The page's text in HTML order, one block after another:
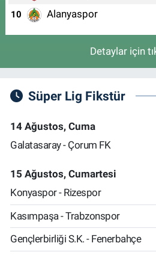
A(DEMİRTAŞ İSMAİL HAKKI BURSEVİ KIZ
LİSESİ KARŞISI)
10 Alanyaspor
Detaylar için
Süper Lig Fikstür
14 Ağustos, Cuma
Galatasaray - Çorum FK
15 Ağustos, Cumartesi
Konyaspor - Rizespor
Kasımpaşa - Trabzonspor
Gençlerbirliği S.K. - Fenerbahçe